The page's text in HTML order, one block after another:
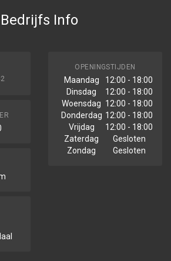
Bedrijfs Info
OPENINGSTIJDEN
Maandag
12:00 - 18:00
Dinsdag
12:00 - 18:00
Woensdag 12:00 - 18:00
Donderdag 12:00 - 18:00
Vrijdag
12:00 - 18:00
Zaterdag
Gesloten
Zondag
Gesloten